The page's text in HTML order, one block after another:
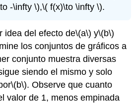
-\infty \),\( f(x)\to \infty \).
idea del efecto de\(a\) y\(b\)
los conjuntos de gráficos a
conjunto muestra diversas
siendo el mismo y solo
\(b\). Observe que cuanto
valor de 1, menos empinada